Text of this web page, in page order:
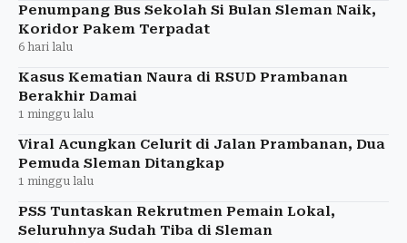
Penumpang Bus Sekolah Si Bulan Sleman Naik,
Koridor Pakem Terpadat
6 hari lalu
Kasus Kematian Naura di RSUD Prambanan
Berakhir Damai
1 minggu lalu
Viral Acungkan Celurit di Jalan Prambanan, Dua
Pemuda Sleman Ditangkap
1 minggu lalu
PSS Tuntaskan Rekrutmen Pemain Lokal,
Seluruhnya Sudah Tiba di Sleman